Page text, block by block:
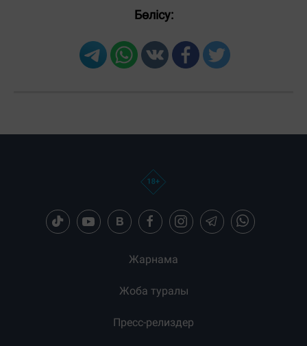
Бөлісу:
Жарнама
Жоба туралы
Пресс-релиздер